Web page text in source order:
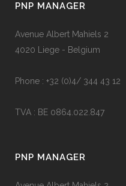
PNP MANAGER
Avenue Albert Mahiels 2
4020 Liege - Belgium
Phone : +32 (0)4/ 344 43 12
TVA : BE 0864.022.847
PNP MANAGER